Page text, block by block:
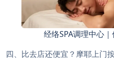
经络SPA调理中心
四、比去店还便宜？摩耶上门